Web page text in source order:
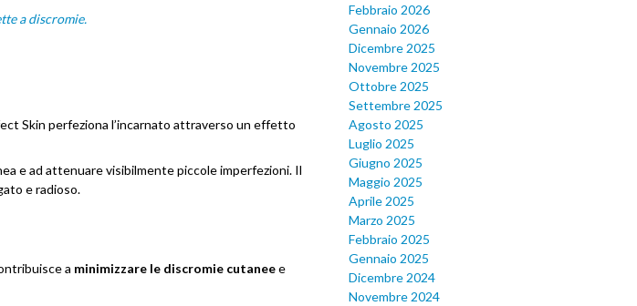
a discromie.
Skin perfeziona l’incarnato attraverso un effetto
e ad attenuare visibilmente piccole imperfezioni. Il
e radioso.
a minimizzare le discromie cutaneee
Febbraio 2026
Gennaio 2026
Dicembre 2025
Novembre 2025
Ottobre 2025
Settembre 2025
Agosto 2025
Luglio 2025
Giugno 2025
Maggio 2025
Aprile 2025
Marzo 2025
Febbraio 2025
Gennaio 2025
Dicembre 2024
Novembre 2024